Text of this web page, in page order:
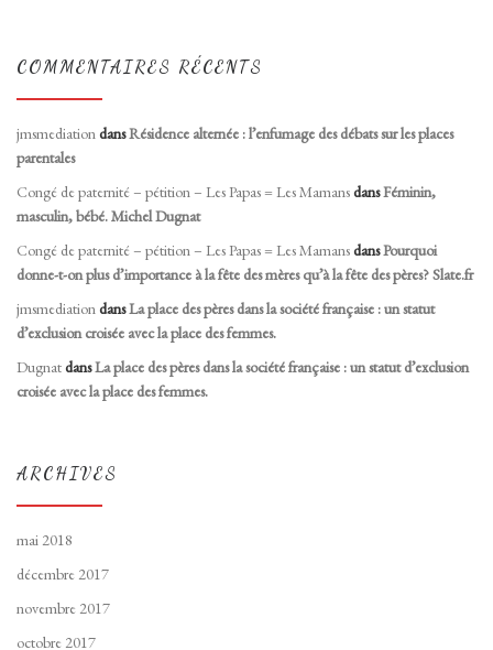
COMMENTAIRES RÉCENTS
jmsmediationdansRésidence alternée : l’enfumage des débats sur les places
parentales
Congé de paternité – pétition – Les Papas = Les MamansdansFéminin,
masculin, bébé. Michel Dugnat
Congé de paternité – pétition – Les Papas = Les MamansdansPourquoi
donne-t-on plus d’importance à la fête des mères qu’à la fête des pères? Slate.fr
jmsmediationdansLa place des pères dans la société française : un statut
d’exclusion croisée avec la place des femmes.
DugnatdansLa place des pères dans la société française : un statut d’exclusion
croisée avec la place des femmes.
ARCHIVES
mai 2018
décembre 2017
novembre 2017
octobre 2017